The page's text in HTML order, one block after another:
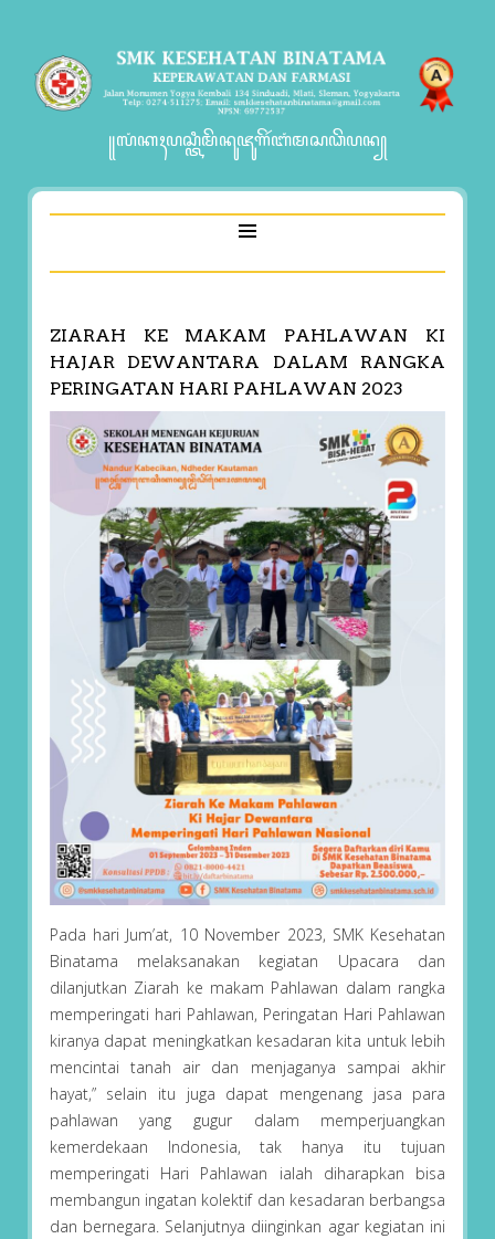
꧋ꦭꦁꦏꦃꦥꦱ꧀ꦠꦶꦩꦼꦤꦸꦗꦸꦒꦼꦂꦧꦁꦩꦱꦣꦼꦥꦤ꧀
ZIARAH KE MAKAM PAHLAWAN KI
HAJAR DEWANTARA DALAM RANGKA
PERINGATAN HARI PAHLAWAN 2023
Pada hari Jum’at, 10 November 2023, SMK Kesehatan
Binatama melaksanakan kegiatan Upacara dan
dilanjutkan Ziarah ke makam Pahlawan dalam rangka
memperingati hari Pahlawan, Peringatan Hari Pahlawan
kiranya dapat meningkatkan kesadaran kita untuk lebih
mencintai tanah air dan menjaganya sampai akhir
hayat,” selain itu juga dapat mengenang jasa para
pahlawan yang gugur dalam memperjuangkan
kemerdekaan Indonesia, tak hanya itu tujuan
memperingati Hari Pahlawan ialah diharapkan bisa
membangun ingatan kolektif dan kesadaran berbangsa
dan bernegara. Selanjutnya diinginkan agar kegiatan ini